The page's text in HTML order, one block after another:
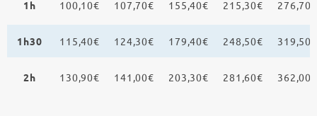
1h 100,10€ 107,70€ 155,40€ 215,30€ 276,70€
1h30 115,40€ 124,30€ 179,40€ 248,50€ 319,50€
2h 130,90€ 141,00€ 203,30€ 281,60€ 362,00€